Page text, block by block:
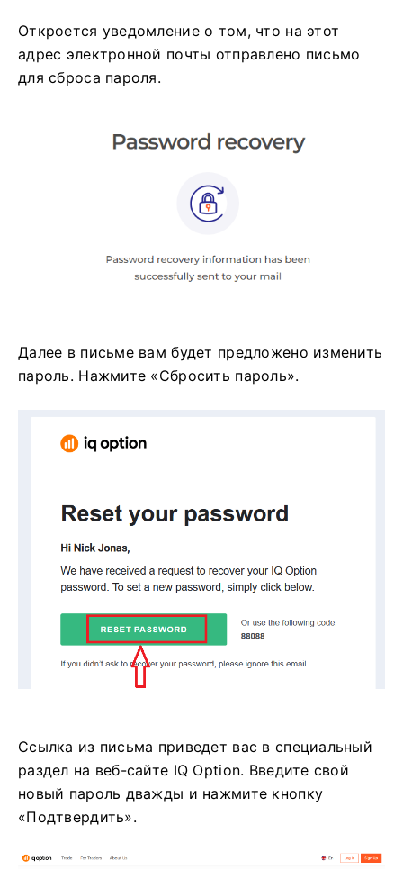
Откроется уведомление о том, что на этот
адрес электронной почты отправлено письмо
для сброса пароля.
Далее в письме вам будет предложено изменить
пароль. Нажмите «Сбросить пароль».
Ссылка из письма приведет вас в специальный
раздел на веб-сайте IQ Option. Введите свой
новый пароль дважды и нажмите кнопку
«Подтвердить».